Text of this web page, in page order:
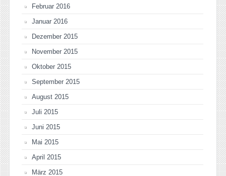
Februar 2016
Januar 2016
Dezember 2015
November 2015
Oktober 2015
September 2015
August 2015
Juli 2015
Juni 2015
Mai 2015
April 2015
März 2015